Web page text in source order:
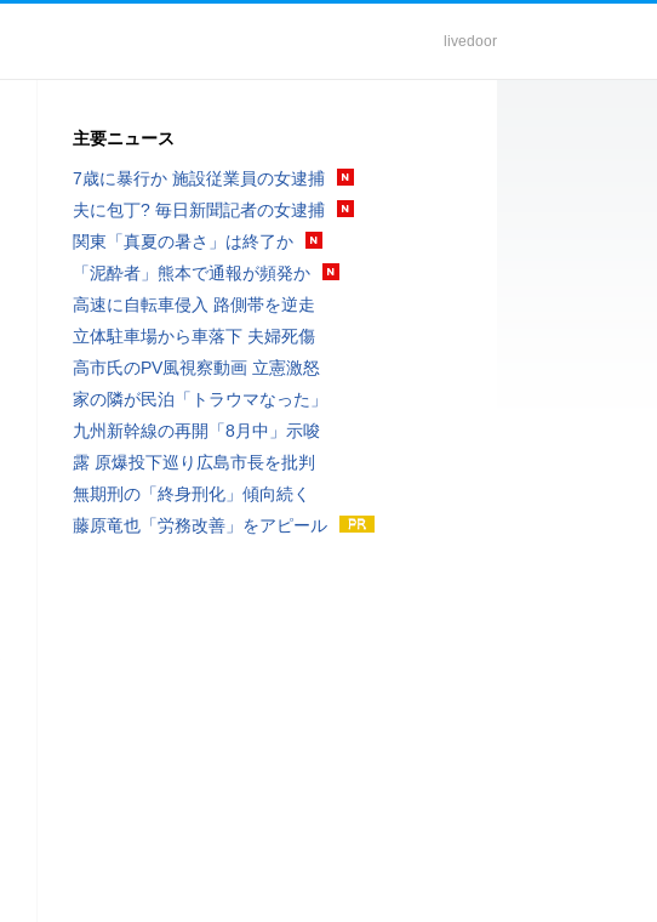
livedoor
主要ニュース
7歳に暴行か 施設従業員の女逮捕
夫に包丁? 毎日新聞記者の女逮捕
関東「真夏の暑さ」は終了か
「泥酔者」熊本で通報が頻発か
高速に自転車侵入 路側帯を逆走
立体駐車場から車落下 夫婦死傷
高市氏のPV風視察動画 立憲激怒
家の隣が民泊「トラウマなった」
九州新幹線の再開「8月中」示唆
露 原爆投下巡り広島市長を批判
無期刑の「終身刑化」傾向続く
藤原竜也「労務改善」をアピール